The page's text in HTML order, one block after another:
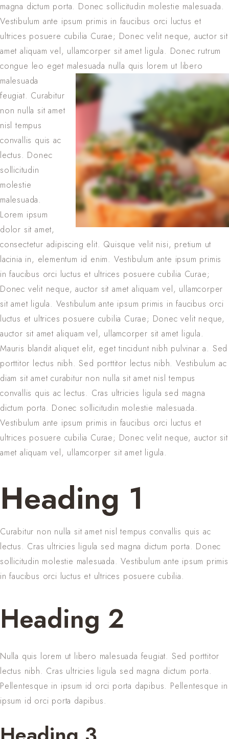
magna dictum porta. Donec sollicitudin molestie malesuada.
Vestibulum ante ipsum primis in faucibus orci luctus et
ultrices posuere cubilia Curae; Donec velit neque, auctor sit
amet aliquam vel, ullamcorper sit amet ligula. Donec rutrum
congue leo eget malesuada nulla quis lorem ut libero
malesuada
feugiat. Curabitur
non nulla sit amet
nisl tempus
convallis quis ac
lectus. Donec
sollicitudin
molestie
malesuada.
Lorem ipsum
dolor sit amet,
consectetur adipiscing elit. Quisque velit nisi, pretium ut
lacinia in, elementum id enim. Vestibulum ante ipsum primis
in faucibus orci luctus et ultrices posuere cubilia Curae;
Donec velit neque, auctor sit amet aliquam vel, ullamcorper
sit amet ligula. Vestibulum ante ipsum primis in faucibus orci
luctus et ultrices posuere cubilia Curae; Donec velit neque,
auctor sit amet aliquam vel, ullamcorper sit amet ligula.
Mauris blandit aliquet elit, eget tincidunt nibh pulvinar a. Sed
porttitor lectus nibh. Sed porttitor lectus nibh. Vestibulum ac
diam sit amet curabitur non nulla sit amet nisl tempus
convallis quis ac lectus. Cras ultricies ligula sed magna
dictum porta. Donec sollicitudin molestie malesuada.
Vestibulum ante ipsum primis in faucibus orci luctus et
ultrices posuere cubilia Curae; Donec velit neque, auctor sit
amet aliquam vel, ullamcorper sit amet ligula.
Heading 1
Curabitur non nulla sit amet nisl tempus convallis quis ac
lectus. Cras ultricies ligula sed magna dictum porta. Donec
sollicitudin molestie malesuada. Vestibulum ante ipsum primis
in faucibus orci luctus et ultrices posuere cubilia.
Heading 2
Nulla quis lorem ut libero malesuada feugiat. Sed porttitor
lectus nibh. Cras ultricies ligula sed magna dictum porta.
Pellentesque in ipsum id orci porta dapibus. Pellentesque in
ipsum id orci porta dapibus.